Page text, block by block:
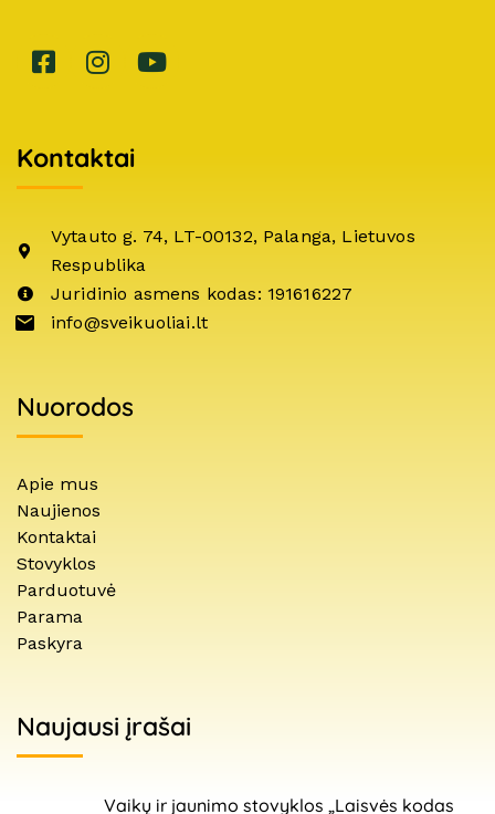
Kontaktai
Vytauto g. 74, LT-00132, Palanga, Lietuvos
Respublika
Juridinio asmens kodas: 191616227
info@sveikuoliai.lt
Nuorodos
Apie mus
Naujienos
Kontaktai
Stovyklos
Parduotuvė
Parama
Paskyra
Naujausi įrašai
Vaikų ir jaunimo stovyklos „Laisvės kodas